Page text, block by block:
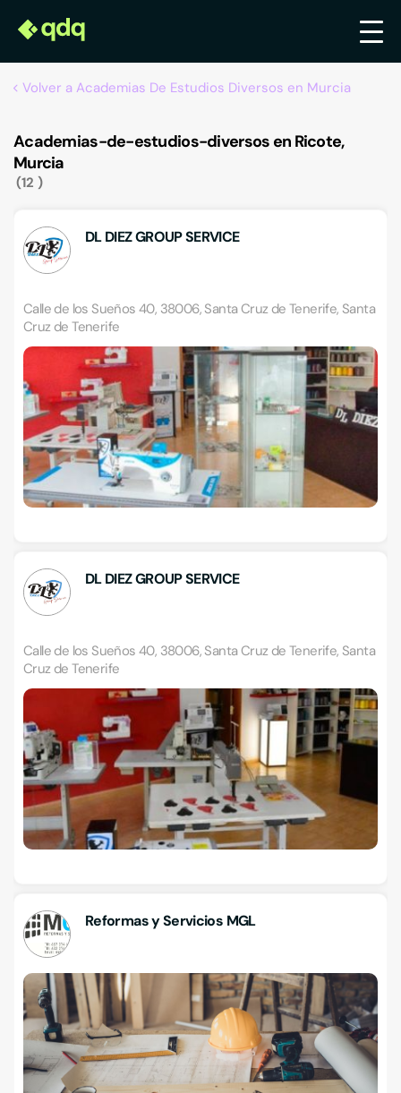
Volver a Academias De Estudios Diversos en Murcia
Academias-de-estudios-diversos en Ricote,
Murcia
12
DL DIEZ GROUP SERVICE
Calle de los Sueños 40, 38006, Santa Cruz de Tenerife, Santa
Cruz de Tenerife
DL DIEZ GROUP SERVICE
Calle de los Sueños 40, 38006, Santa Cruz de Tenerife, Santa
Cruz de Tenerife
Reformas y Servicios MGL